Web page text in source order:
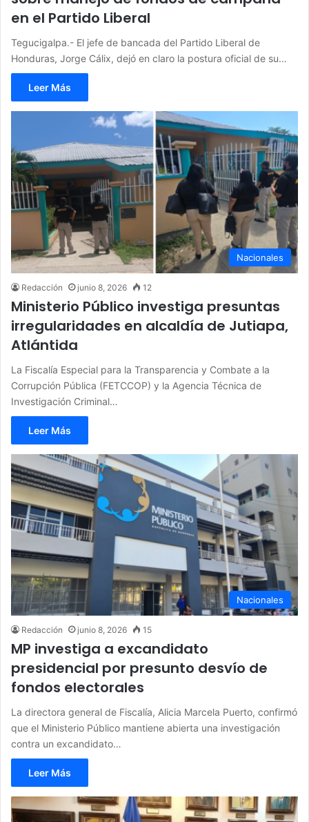
en el Partido Liberal
Tegucigalpa.- El jefe de bancada del Partido Liberal de
Honduras, Jorge Cálix, dejó en claro la postura oficial de su…
Leer Más
Nacionales
Redacción junio 8, 2026 12
Ministerio Público investiga presuntas
irregularidades en alcaldía de Jutiapa,
Atlántida
La Fiscalía Especial para la Transparencia y Combate a la
Corrupción Pública (FETCCOP) y la Agencia Técnica de
Investigación Criminal…
Leer Más
Nacionales
Redacción junio 8, 2026 15
MP investiga a excandidato
presidencial por presunto desvío de
fondos electorales
La directora general de Fiscalía, Alicia Marcela Puerto, confirmó
que el Ministerio Público mantiene abierta una investigación
contra un excandidato…
Leer Más